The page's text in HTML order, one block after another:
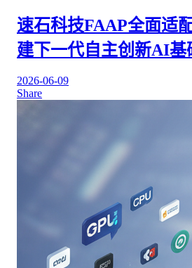
速石科技FAAP全面适
建下一代自主创新AI基
2026-06-09
Share